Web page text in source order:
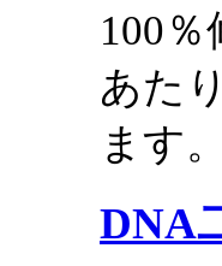
100
あた
ます。
DNA